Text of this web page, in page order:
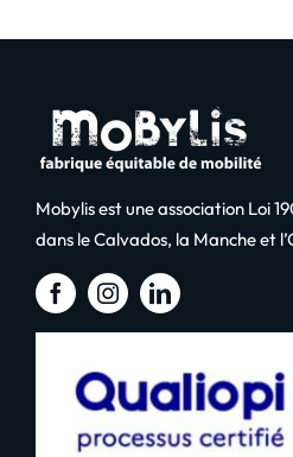
Mobylis est une association Loi
dans le Calvados, la Manche et